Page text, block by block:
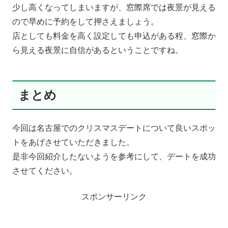
少し高くなってしまいますが、窓際席では夜景が見える
ので早めに予約をして押さえましょう。
店としても料金を高く設定しても申込がある程、窓際か
ら見える夜景に自信があるということですね。
まとめ
今回は名古屋でのクリスマスデートについて良いスポッ
トをあげさせていただきました。
是非今回紹介したないようを参考にして、デートを成功
させてください。
スポンサーリンク